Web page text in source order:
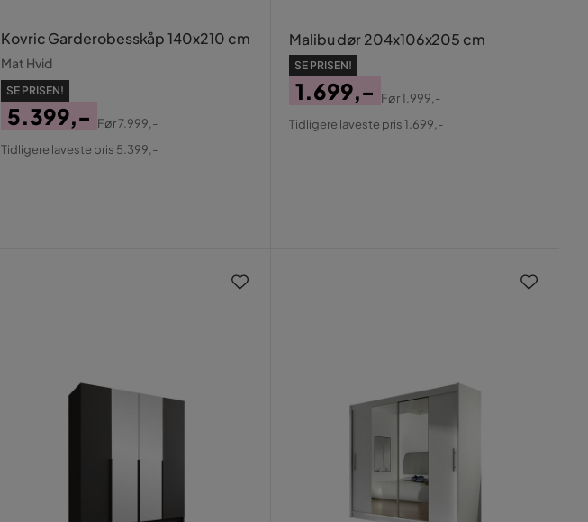
Kovric Garderobesskåp 140x210 cm
Mat Hvid
SE PRISEN!
Pris
5.399,-
Original
Før7.999,-
Tidligere laveste pris 5.399,-
Malibu dør 204x106x205 cm
SE PRISEN!
Pris
1.699,-
Original
Før1.999,-
Tidligere laveste pris 1.699,-